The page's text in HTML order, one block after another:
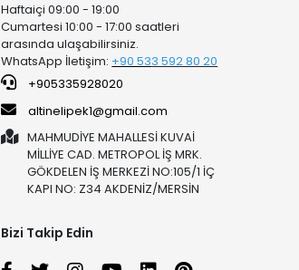
Haftaiçi 09:00 - 19:00
Cumartesi 10:00 - 17:00 saatleri
arasında ulaşabilirsiniz.
WhatsApp İletişim: +90 533 592 80 20
+905335928020
altinelipek1@gmail.com
MAHMUDİYE MAHALLESİ KUVAİ
MİLLİYE CAD. METROPOL İŞ MRK.
GÖKDELEN İŞ MERKEZİ NO:105/1 İÇ
KAPI NO: Z34 AKDENİZ/MERSİN
Bizi Takip Edin